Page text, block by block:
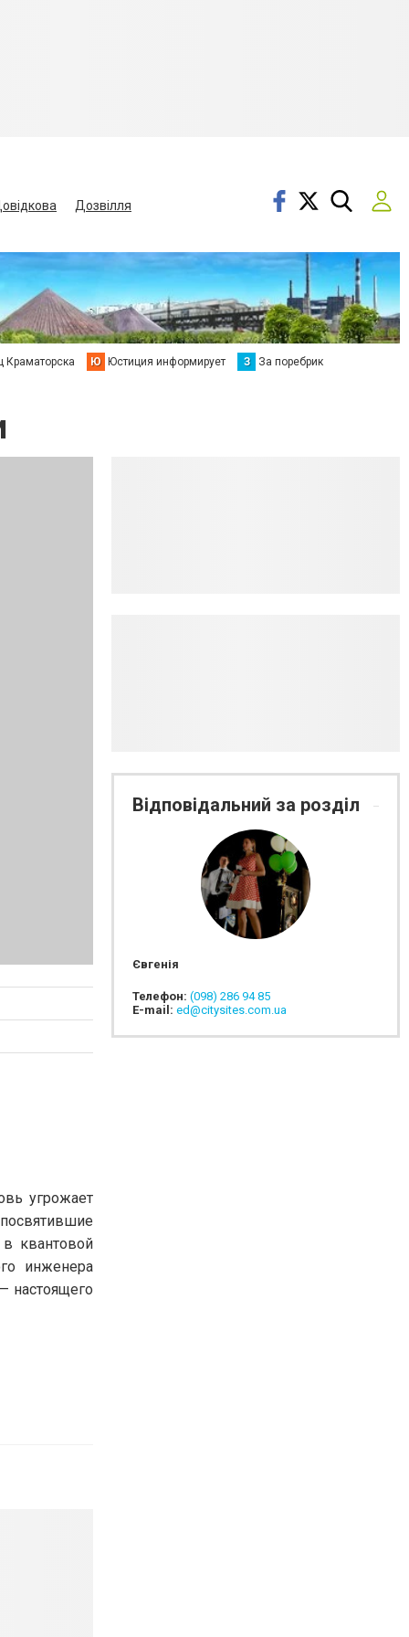
Дозвілля
Краматорска Ю Юстиция информирует З За поребрик
угрожает
квантовой
инженера
настоящего
Відповідальний за розділ
Євгенія
Телефон: (098) 286 94 85
E-mail: ed@citysites.com.ua